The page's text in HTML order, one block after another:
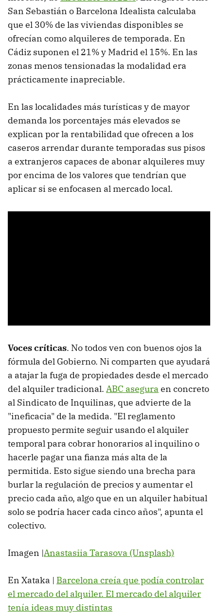
San Sebastián o Barcelona Idealista calculaba
que el 30% de las viviendas disponibles se
ofrecían como alquileres de temporada. En
Cádiz suponen el 21% y Madrid el 15%. En las
zonas menos tensionadas la modalidad era
prácticamente inapreciable.
En las localidades más turísticas y de mayor
demanda los porcentajes más elevados se
explican por la rentabilidad que ofrecen a los
caseros arrendar durante temporadas sus pisos
a extranjeros capaces de abonar alquileres muy
por encima de los valores que tendrían que
aplicar si se enfocasen al mercado local.
Voces críticas. No todos ven con buenos ojos la
fórmula del Gobierno. Ni comparten que ayudará
a atajar la fuga de propiedades desde el mercado
del alquiler tradicional. ABC asegura en concreto
al Sindicato de Inquilinas, que advierte de la
"ineficacia" de la medida. "El reglamento
propuesto permite seguir usando el alquiler
temporal para cobrar honorarios al inquilino o
hacerle pagar una fianza más alta de la
permitida. Esto sigue siendo una brecha para
burlar la regulación de precios y aumentar el
precio cada año, algo que en un alquiler habitual
solo se podría hacer cada cinco años", apunta el
colectivo.
Imagen |Anastasiia Tarasova (Unsplash)
En Xataka | Barcelona creía que podía controlar
el mercado del alquiler. El mercado del alquiler
tenía ideas muy distintas